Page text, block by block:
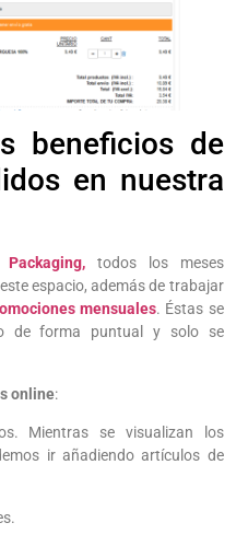
beneficios de
en nuestra
todos los meses
espacio, además de trabajar
mensuales. Éstas se
de forma puntual y solo se
online:
Mientras se visualizan los
ir añadiendo artículos de